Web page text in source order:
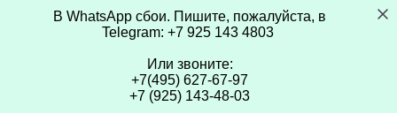
В WhatsApp сбои. Пишите, пожалуйста, в
Telegram: +7 925 143 4803
Или звоните:
+7(495) 627-67-97
+7 (925) 143-48-03